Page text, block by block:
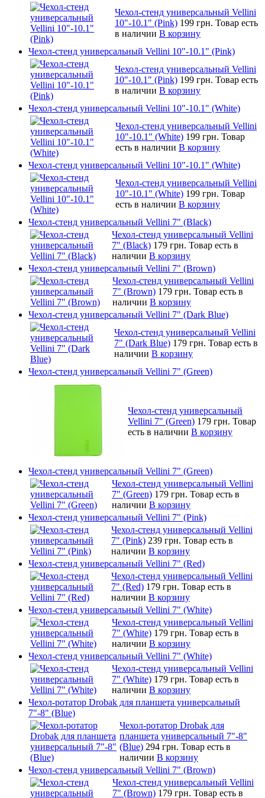
Чехол-стенд универсальный Vellini
10"-10.1" (Pink) 199 грн. Товар есть
в наличии В корзину
Чехол-стенд универсальный Vellini 10"-10.1" (Pink)
Чехол-стенд универсальный Vellini
10"-10.1" (Pink) 199 грн. Товар есть
в наличии В корзину
Чехол-стенд универсальный Vellini 10"-10.1" (White)
Чехол-стенд универсальный Vellini
10"-10.1" (White) 199 грн. Товар
есть в наличии В корзину
Чехол-стенд универсальный Vellini 10"-10.1" (White)
Чехол-стенд универсальный Vellini
10"-10.1" (White) 199 грн. Товар
есть в наличии В корзину
Чехол-стенд универсальный Vellini 7" (Black)
Чехол-стенд универсальный Vellini
7" (Black) 179 грн. Товар есть в
наличии В корзину
Чехол-стенд универсальный Vellini 7" (Brown)
Чехол-стенд универсальный Vellini
7" (Brown) 179 грн. Товар есть в
наличии В корзину
Чехол-стенд универсальный Vellini 7" (Dark Blue)
Чехол-стенд универсальный Vellini
7" (Dark Blue) 179 грн. Товар есть в
наличии В корзину
Чехол-стенд универсальный Vellini 7" (Green)
Чехол-стенд универсальный
Vellini 7" (Green) 179 грн. Товар
есть в наличии В корзину
Чехол-стенд универсальный Vellini 7" (Green)
Чехол-стенд универсальный Vellini
7" (Green) 179 грн. Товар есть в
наличии В корзину
Чехол-стенд универсальный Vellini 7" (Pink)
Чехол-стенд универсальный Vellini
7" (Pink) 239 грн. Товар есть в
наличии В корзину
Чехол-стенд универсальный Vellini 7" (Red)
Чехол-стенд универсальный Vellini
7" (Red) 179 грн. Товар есть в
наличии В корзину
Чехол-стенд универсальный Vellini 7" (White)
Чехол-стенд универсальный Vellini
7" (White) 179 грн. Товар есть в
наличии В корзину
Чехол-стенд универсальный Vellini 7" (White)
Чехол-стенд универсальный Vellini
7" (White) 179 грн. Товар есть в
наличии В корзину
Чехол-ротатор Drobak для планшета универсальный
7"-8" (Blue)
Чехол-ротатор Drobak для
планшета универсальный 7"-8"
(Blue) 294 грн. Товар есть в
наличии В корзину
Чехол-стенд универсальный Vellini 7" (Brown)
Чехол-стенд универсальный Vellini
7" (Brown) 179 грн. Товар есть в